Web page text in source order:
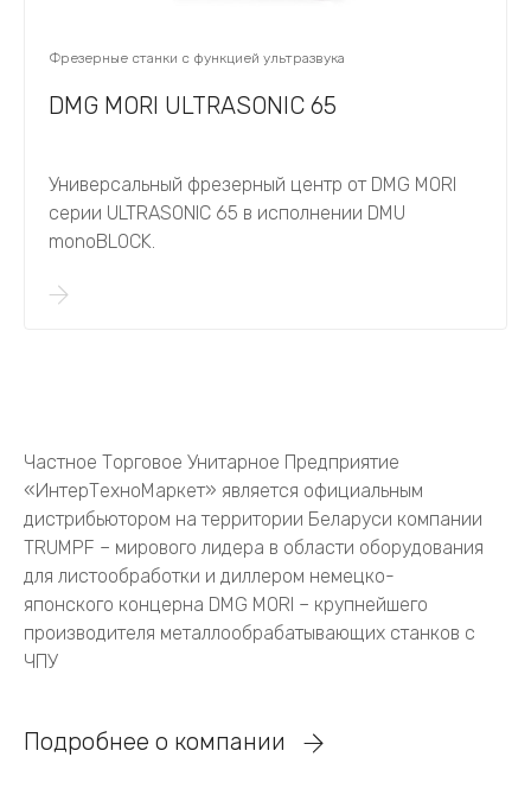
Фрезерные станки с функцией ультразвука
DMG MORI ULTRASONIC 65
Универсальный фрезерный центр от DMG MORI
серии ULTRASONIC 65 в исполнении DMU
monoBLOCK.
Частное Торговое Унитарное Предприятие
«ИнтерТехноМаркет» является официальным
дистрибьютором на территории Беларуси компании
TRUMPF – мирового лидера в области оборудования
для листообработки и диллером немецко-
японского концерна DMG MORI – крупнейшего
производителя металлообрабатывающих станков с
ЧПУ
Подробнее о компании